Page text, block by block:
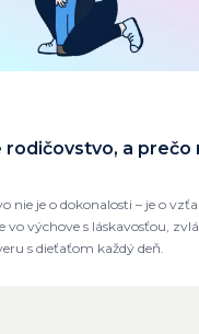
rodičovstvo, a prečo
nie je o dokonalosti – je o
vo výchove s láskavosťou,
s dieťaťom každý deň.